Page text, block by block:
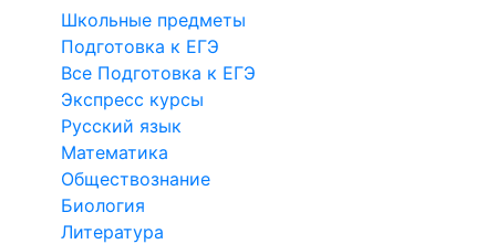
Школьные предметы
Подготовка к ЕГЭ
Все Подготовка к ЕГЭ
Экспресс курсы
Русский язык
Математика
Обществознание
Биология
Литература